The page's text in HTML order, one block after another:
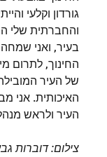
גורדון וקלעי
והחברתית שלי
החינוך, לתרום
של העיר
האיכותית. אני
העיר ולראש
צילום: דוברות